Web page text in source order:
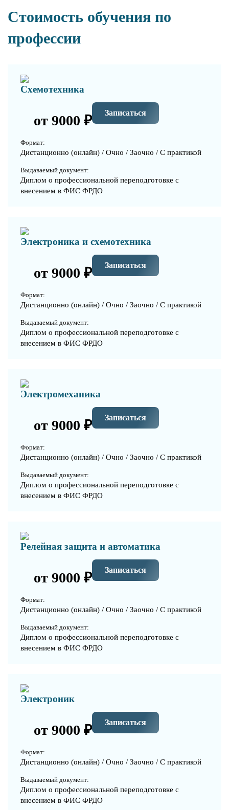
Стоимость обучения по
профессии
Схемотехника
от 9000 ₽ Записаться
Формат:
Дистанционно (онлайн) / Очно / Заочно / С практикой
Выдаваемый документ:
Диплом о профессиональной переподготовке с
внесением в ФИС ФРДО
Электроника и схемотехника
от 9000 ₽ Записаться
Формат:
Дистанционно (онлайн) / Очно / Заочно / С практикой
Выдаваемый документ:
Диплом о профессиональной переподготовке с
внесением в ФИС ФРДО
Электромеханика
от 9000 ₽ Записаться
Формат:
Дистанционно (онлайн) / Очно / Заочно / С практикой
Выдаваемый документ:
Диплом о профессиональной переподготовке с
внесением в ФИС ФРДО
Релейная защита и автоматика
от 9000 ₽ Записаться
Формат:
Дистанционно (онлайн) / Очно / Заочно / С практикой
Выдаваемый документ:
Диплом о профессиональной переподготовке с
внесением в ФИС ФРДО
Электроник
от 9000 ₽ Записаться
Формат:
Дистанционно (онлайн) / Очно / Заочно / С практикой
Выдаваемый документ:
Диплом о профессиональной переподготовке с
внесением в ФИС ФРДО